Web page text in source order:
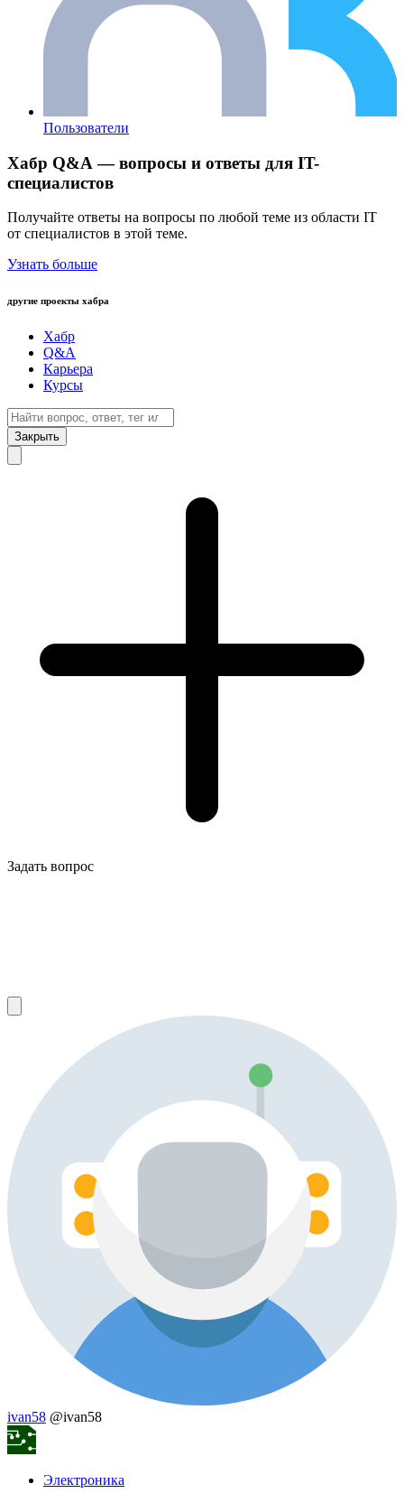
Пользователи
Хабр Q&A — вопросы и ответы для IT-
специалистов
Получайте ответы на вопросы по любой теме из области IT
от специалистов в этой теме.
Узнать больше
другие проекты хабра
Хабр
Q&A
Карьера
Курсы
Закрыть
Задать вопрос
ivan58 @ivan58
Электроника